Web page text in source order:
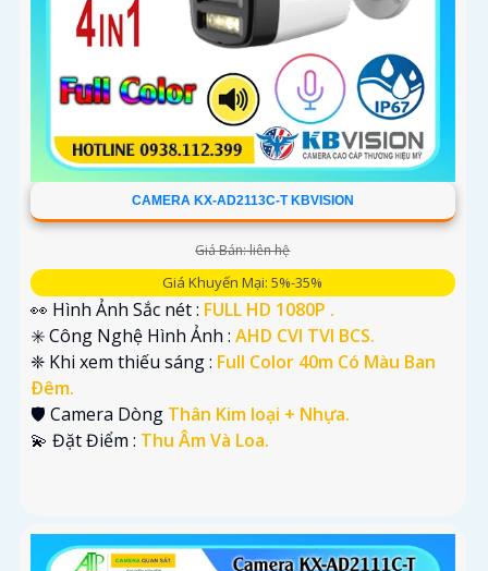
CAMERA KX-AD2113C-T KBVISION
Giá Bán: liên hệ
Giá Khuyến Mại: 5%-35%
👀 Hình Ảnh Sắc nét : FULL HD 1080P .
✳️ Công Nghệ Hình Ảnh : AHD CVI TVI BCS.
❈ Khi xem thiếu sáng : Full Color 40m Có Màu Ban
Ðêm.
🛡 Camera Dòng Thân Kim loại + Nhựa.
️💫 Đặt Điểm : Thu Âm Và Loa.